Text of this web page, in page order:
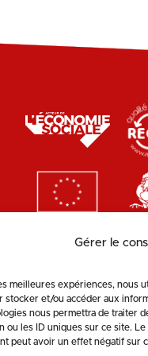
Gérer le
meilleures expériences, nous
stocker et/ou accéder aux
nous permettra de traiter
ou les ID uniques sur ce site.
peut avoir un effet négatif sur